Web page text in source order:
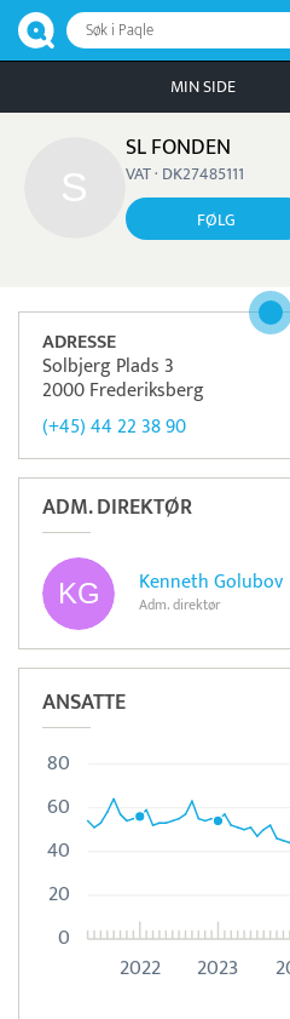
Søk i Paqle
MIN SIDE
SL FONDEN
VAT · DK27485111
FØLG
ADRESSE
Solbjerg Plads 3
2000 Frederiksberg
(+45) 44 22 38 90
ADM. DIREKTØR
Kenneth Golubov
Adm. direktør
ANSATTE
2022 2023
0
20
40
60
80